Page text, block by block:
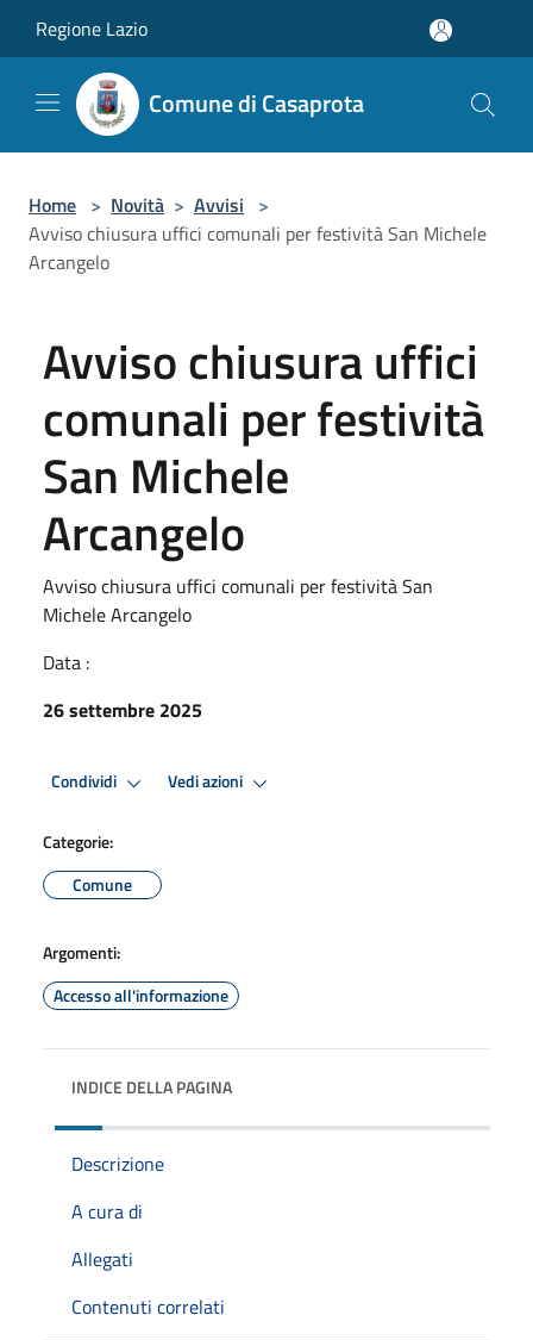
Regione Lazio
Comune di Casaprota
Home > Novità > Avvisi >
Avviso chiusura uffici comunali per festività San Michele
Arcangelo
Avviso chiusura uffici
comunali per festività
San Michele
Arcangelo
Avviso chiusura uffici comunali per festività San
Michele Arcangelo
Data :
26 settembre 2025
Condividi Vedi azioni
Categorie:
Comune
Argomenti:
Accesso all'informazione
INDICE DELLA PAGINA
Descrizione
A cura di
Allegati
Contenuti correlati